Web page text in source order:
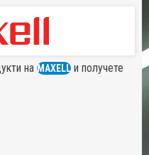
на MAXELL и получете